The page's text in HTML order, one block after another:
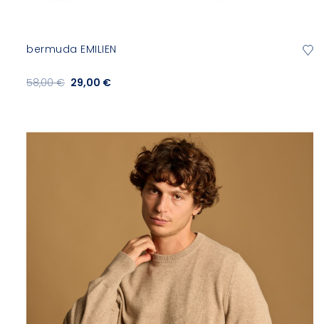
bermuda EMILIEN
29,00 €
58,00 €